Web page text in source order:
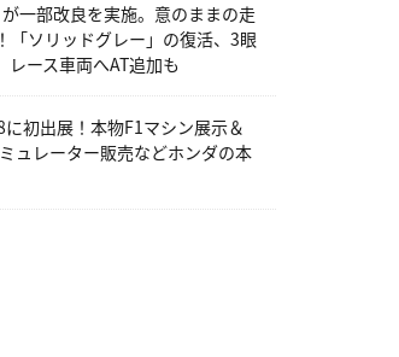
が一部改良を実施。意のままの走
「ソリッドグレー」の復活、3眼
レース車両へAT追加も
に初出展！本物F1マシン展示＆
ュレーター販売などホンダの本